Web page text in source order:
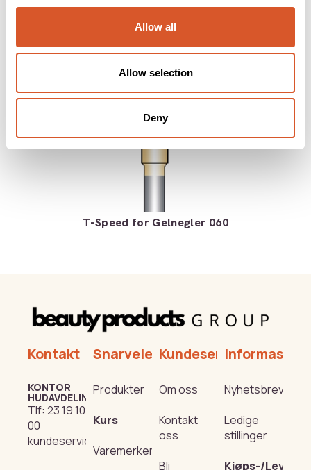
Allow all
Allow selection
Deny
T-Speed for Gelnegler 060
Kontakt
KONTOR
HUDAVDELING
Tlf: 23 19 10
00
kundeservice@beautyproducts.no
Snarveier
Produkter
Kurs
Varemerker
Kundeservice
Om oss
Kontakt
oss
Bli
Informasjon
Nyhetsbrev
Ledige
stillinger
Kjøps-/